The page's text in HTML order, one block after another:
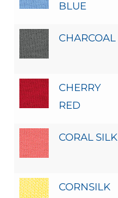
BLUE
CHARCOAL
CHERRY
RED
CORAL SILK
CORNSILK